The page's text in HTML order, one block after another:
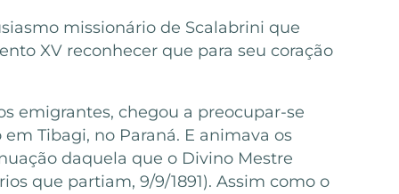
missionário de Scalabrini que
XV reconhecer que para seu coração
emigrantes, chegou a preocupar-se
Tibagi, no Paraná. E animava os
daquela que o Divino Mestre
que partiam, 9/9/1891). Assim como o